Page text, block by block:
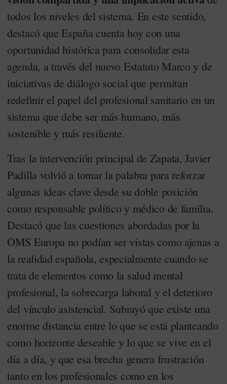
todos los niveles del sistema. En este sentido,
destacó que España cuenta hoy con una
oportunidad histórica para consolidar esta
agenda, a través del nuevo Estatuto Marco y de
iniciativas de diálogo social que permitan
redefinir el papel del profesional sanitario en un
sistema que debe ser más humano, más
sostenible y más resiliente.
Tras la intervención principal de Zapata, Javier
Padilla volvió a tomar la palabra para reforzar
algunas ideas clave desde su doble posición
como responsable político y médico de familia.
Destacó que las cuestiones abordadas por la
OMS Europa no podían ser vistas como ajenas a
la realidad española, especialmente cuando se
trata de elementos como la salud mental
profesional, la sobrecarga laboral y el deterioro
del vínculo asistencial. Subrayó que existe una
enorme distancia entre lo que se está planteando
como horizonte deseable y lo que se vive en el
día a día, y que esa brecha genera frustración
tanto en los profesionales como en los